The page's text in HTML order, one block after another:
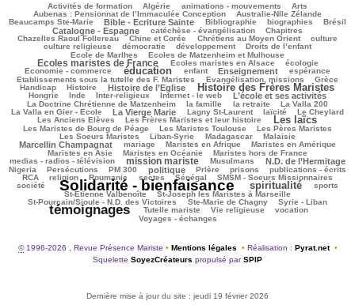
Activités de formation Algérie animations - mouvements Arts
Aubenas : Pensionnat de l’Immaculée Conception
109/2614 Australie-Nlle Zélande
71/2614
Beaucamps Ste-Marie
601/2614 Bible - Ecriture Sainte
40/2614 Bibliographie
326/2614 biographies
174/2614 Brésil
614/2614
Catalogne - Espagne catéchèse - évangélisation Chapitres
Chazelles Raoul Follereau
96/2614 Chine et Corée
191/2614 Chrétiens au Moyen Orient
321/2614 culture
21/2614
culture religieuse
démocratie développement Droits de l’enfant
Ecole de Marlhes
Ecoles de Matzenheim et Mulhouse
Ecoles maristes de France
172/2614 Ecoles maristes en Alsace
428/2614 écologie
Economie - commerce
1224/2614 éducation
172/2614 enfant
575/2614 Enseignement
186/2614 espérance
125/2614
Etablissements sous la tutelle des F. Maristes
200/2614 Evangélisation, missions
386/2614 Grèce
71/2614
Handicap
166/2614 Histoire
654/2614 Histoire de l’Eglise
1337/2614 Histoire des Frères Maristes
132/2614
Hongrie
12/2614 Inde
90/2614 Inter-religieux
162/2614 Internet - le web
789/2614 L’école et ses activités
29/2614
La Doctrine Chrétienne de Matzenheim
237/2614 la famille
92/2614 la retraite
43/2614 La Valla 200
112/2614
La Valla en Gier - Ecole
719/2614 La Vierge Marie
317/2614 Lagny St-Laurent
200/2614 laïcité
370/2614 Le Cheylard
80/2614
Les Anciens Elèves
108/2614 Les Frères Maristes et leur histoire
1223/2614 Les laïcs
388/2614
Les Maristes de Bourg de Péage
199/2614 Les Maristes Toulouse
525/2614 Les Pères Maristes
406/2614
Les Soeurs Maristes
Liban-Syrie Madagascar Malaisie
Marcellin Champagnat
31/2614 mariage
300/2614 Maristes en Afrique
273/2614 Maristes en Amérique
311/2614
Maristes en Asie
Maristes en Océanie Maristes hors de France
medias - radios - télévision
1090/2614 mission mariste
56/2614 Musulmans
675/2614 N.D. de l’Hermitage
71/2614
Nigeria
136/2614 Persécutions
125/2614 PM 300
632/2614 politique
192/2614 Prière
95/2614 prisons
226/2614 publications - écrits
156/2614
RCA
194/2614 religion
51/2614 Roumanie
50/2614 sectes
91/2614 Sénégal
254/2614 SMSM - Soeurs Missionnaires
274/2614
société
2614/2614 Solidarité - bienfaisance
1232/2614 spiritualité
297/2614 sports
171/2614
St-Etienne Valbenoîte
St-Joseph les Maristes à Marseille
St-Pourçain/Sioule - N.D. des Victoires
73/2614 Ste-Marie de Chagny
58/2614 Syrie - Liban
2182/2614
témoignages Tutelle mariste Vie religieuse vocation
Voyages - échanges
©1996-2026 , Revue Présence Mariste • Mentions légales • Réalisation : Pyrat.net •
Squelette SoyezCréateurs propulsé parSPIP
Dernière mise à jour du site : jeudi 19 février 2026